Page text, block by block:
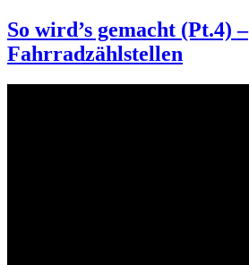
So wird’s gemacht (Pt.4) –
Fahrradzählstellen